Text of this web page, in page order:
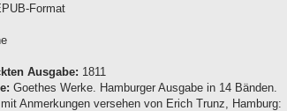
Format
Ausgabe: 1811
Goethes Werke. Hamburger Ausgabe in 14 Bänden.
Anmerkungen versehen von Erich Trunz, Hamburg: